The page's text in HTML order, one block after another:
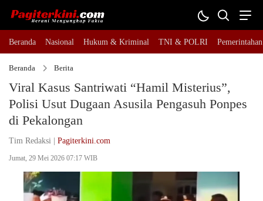
Beranda Nasional Hukum & Kriminal TNI & POLRI Pemerintahan
Beranda Berita
Viral Kasus Santriwati “Hamil Misterius”,
Polisi Usut Dugaan Asusila Pengasuh Ponpes
di Pekalongan
Tim Redaksi | Pagiterkini.com
Jumat, 29 Mei 2026 07:17 WIB